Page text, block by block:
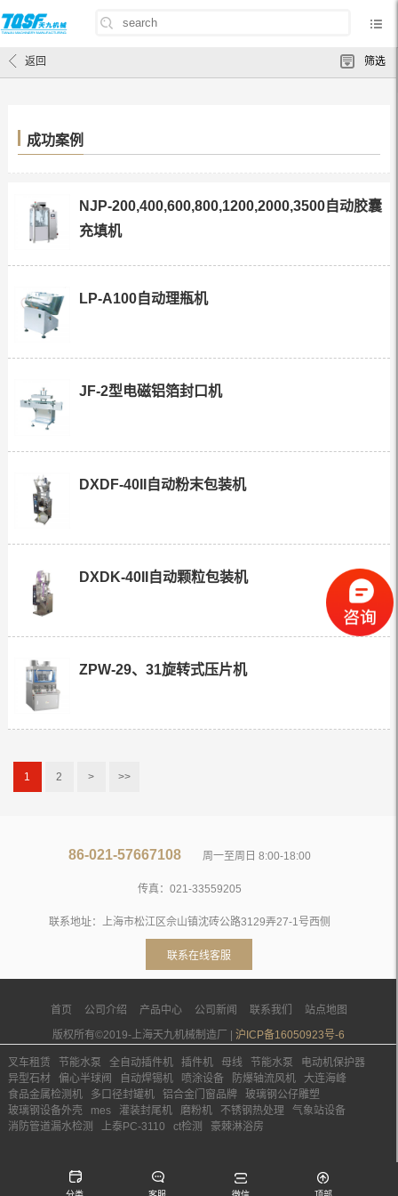
首页/成功案例
返回 筛选
成功案例
NJP-200,400,600,800,1200,2000,3500自动胶囊
充填机
LP-A100自动理瓶机
JF-2型电磁铝箔封口机
DXDF-40II自动粉末包装机
DXDK-40II自动颗粒包装机
ZPW-29、31旋转式压片机
1 2 > >>
86-021-57667108 周一至周日 8:00-18:00
传真：021-33559205
联系地址：上海市松江区佘山镇沈砖公路3129弄27-1号西侧
联系在线客服
首页 公司介绍 产品中心 公司新闻 联系我们
站点地图
版权所有©2019-上海天九机械制造厂 |沪ICP备16050923号-6
叉车租赁 节能水泵 全自动插件机 插件机 母线 节能水泵
电动机保护器
异型石材
偏心半球阀 自动焊锡机 喷涂设备 防爆轴流风机
大连海峰
食品金属检测机
多口径封罐机 铝合金门窗品牌
玻璃钢公仔雕塑
玻璃钢设备外壳
mes 灌装封尾机 磨粉机 不锈钢热处理
气象站设备
消防管道漏水检测
上泰PC-3110 ct检测 豪棘淋浴房